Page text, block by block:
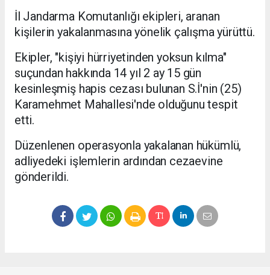
İl Jandarma Komutanlığı ekipleri, aranan
kişilerin yakalanmasına yönelik çalışma yürüttü.
Ekipler, "kişiyi hürriyetinden yoksun kılma"
suçundan hakkında 14 yıl 2 ay 15 gün
kesinleşmiş hapis cezası bulunan S.İ'nin (25)
Karamehmet Mahallesi'nde olduğunu tespit
etti.
Düzenlenen operasyonla yakalanan hükümlü,
adliyedeki işlemlerin ardından cezaevine
gönderildi.